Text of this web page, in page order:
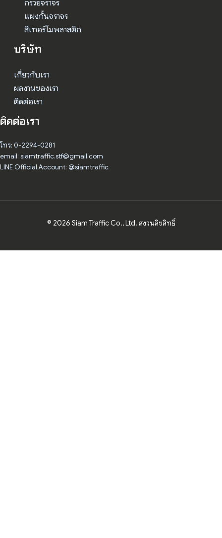
กรวยจราจร
แผงกั้นจราจร
สีเทอร์โมพลาสติก
บริษัท
เกี่ยวกับเรา
ผลงานของเรา
ติดต่อเรา
ติดต่อเรา
โทร: 0-2294-0281
email: siamtraffic.stf@gmail.com
LINE Official Account: @siamtraffic
© 2026 Siam Traffic Co., Ltd. สงวนลิขสิทธิ์